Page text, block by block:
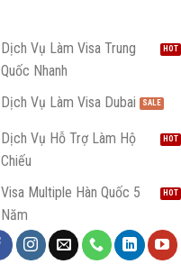
Dịch Vụ Làm Visa Trung
Quốc Nhanh
Dịch Vụ Làm Visa Dubai
Dịch Vụ Hỗ Trợ Làm Hộ
Chiếu
Visa Multiple Hàn Quốc 5
Năm